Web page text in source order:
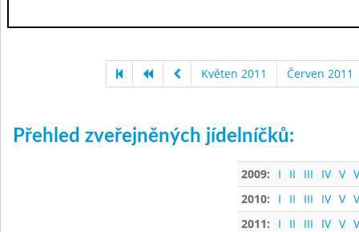
Květen 2011 Červen 2011
Přehled zveřejněných jídelníčků:
2009: I II III IV V
2010:
I II III IV V
2011:
I II III IV V